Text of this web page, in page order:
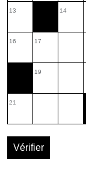
13 14
16 17
19
21
Vérifier